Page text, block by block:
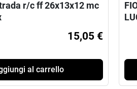
r/c ff 26x13x12 mc
15,05 €
al carrello